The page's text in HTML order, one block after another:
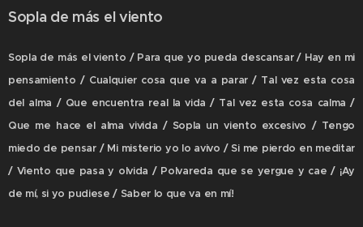
Sopla de más el viento
Sopla de más el viento / Para que yo pueda descansar / Hay en mi
pensamiento / Cualquier cosa que va a parar / Tal vez esta cosa
del alma / Que encuentra real la vida / Tal vez esta cosa calma /
Que me hace el alma vivida / Sopla un viento excesivo / Tengo
miedo de pensar / Mi misterio yo lo avivo / Si me pierdo en meditar
/ Viento que pasa y olvida / Polvareda que se yergue y cae / ¡Ay
de mí, si yo pudiese / Saber lo que va en mí!